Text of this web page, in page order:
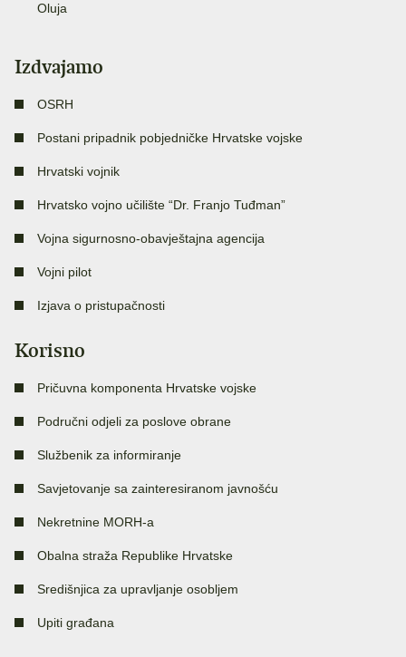
Oluja
Izdvajamo
OSRH
Postani pripadnik pobjedničke Hrvatske vojske
Hrvatski vojnik
Hrvatsko vojno učilište “Dr. Franjo Tuđman”
Vojna sigurnosno-obavještajna agencija
Vojni pilot
Izjava o pristupačnosti
Korisno
Pričuvna komponenta Hrvatske vojske
Područni odjeli za poslove obrane
Službenik za informiranje
Savjetovanje sa zainteresiranom javnošću
Nekretnine MORH-a
Obalna straža Republike Hrvatske
Središnjica za upravljanje osobljem
Upiti građana